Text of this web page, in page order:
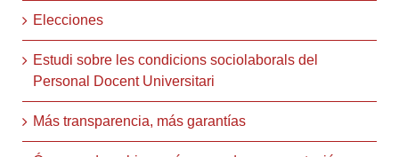
Elecciones
Estudi sobre les condicions sociolaborals del
Personal Docent Universitari
Más transparencia, más garantías